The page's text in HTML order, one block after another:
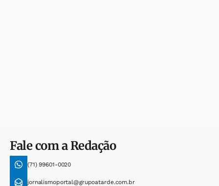
Fale com a Redação
(71) 99601-0020
jornalismoportal@grupoatarde.com.br